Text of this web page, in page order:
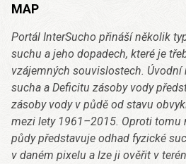
MAP
Portál InterSucho přináší několik
suchu a jeho dopadech, které je
vzájemných souvislostech. Úvodní
sucha a Deficitu zásoby vody
zásoby vody v půdě od stavu
mezi lety 1961–2015. Oproti tomu
půdy představuje odhad fyzické
v daném pixelu a lze ji ověřit v